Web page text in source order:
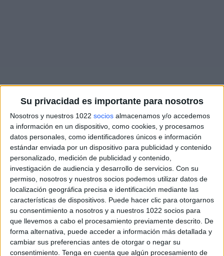
Su privacidad es importante para nosotros
Nosotros y nuestros 1022 socios almacenamos y/o accedemos
a información en un dispositivo, como cookies, y procesamos
datos personales, como identificadores únicos e información
estándar enviada por un dispositivo para publicidad y contenido
personalizado, medición de publicidad y contenido,
investigación de audiencia y desarrollo de servicios. Con su
permiso, nosotros y nuestros socios podemos utilizar datos de
localización geográfica precisa e identificación mediante las
características de dispositivos. Puede hacer clic para otorgarnos
su consentimiento a nosotros y a nuestros 1022 socios para
que llevemos a cabo el procesamiento previamente descrito. De
forma alternativa, puede acceder a información más detallada y
cambiar sus preferencias antes de otorgar o negar su
consentimiento. Tenga en cuenta que algún procesamiento de
Más días
DATOS ESTADÍSTICOS DE WTA TORNEO DE TOKIO EN
TELEVISIÓN EN ESPAÑA
A fecha de hoy06/08/2026y desde que esta web recoge los datos
estadísticos de cuándo y dónde se televisan los partidos de Tenis de la
competiciónWTA Torneo de TokioenEspaña, que fue el26/09/2013 ,
podemos dar los siguientes datos:
133
55 partidos en abierto